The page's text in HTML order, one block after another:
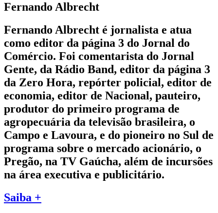
Fernando Albrecht
Fernando Albrecht é jornalista e atua
como editor da página 3 do Jornal do
Comércio. Foi comentarista do Jornal
Gente, da Rádio Band, editor da página 3
da Zero Hora, repórter policial, editor de
economia, editor de Nacional, pauteiro,
produtor do primeiro programa de
agropecuária da televisão brasileira, o
Campo e Lavoura, e do pioneiro no Sul de
programa sobre o mercado acionário, o
Pregão, na TV Gaúcha, além de incursões
na área executiva e publicitário.
Saiba +